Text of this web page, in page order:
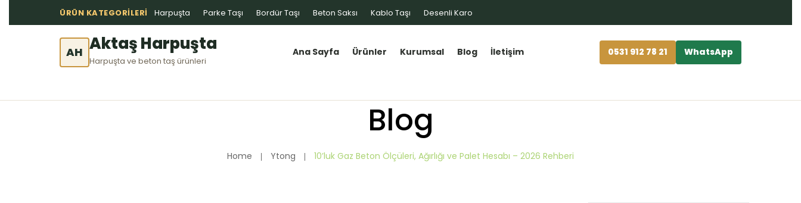
ÜRÜN KATEGORILERI Harpuşta Parke Taşı Bordür Taşı Beton Saksı Kablo Taşı Desenli Karo
AH Aktaş Harpuşta
Harpuşta ve beton taş ürünleri
Ana Sayfa Ürünler Kurumsal Blog İletişim 0531 912 78 21 WhatsApp
Blog
Home Ytong 10’luk Gaz Beton Ölçüleri, Ağırlığı ve Palet Hesabı – 2026 Rehberi